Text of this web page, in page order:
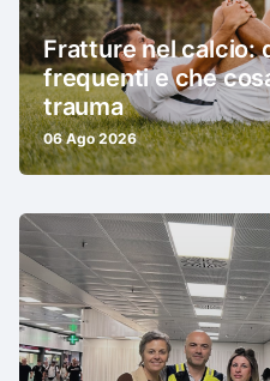
Fratture nel calcio:
frequenti e che
trauma
06 Ago 2026